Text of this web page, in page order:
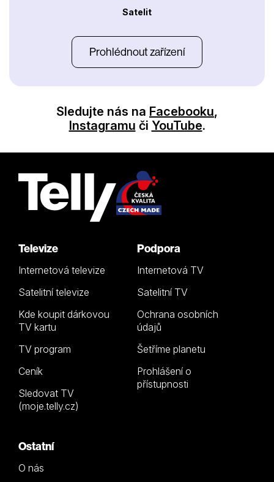
Satelit
Prohlédnout zařízení
Sledujte nás na Facebooku,
Instagramu či YouTube.
Televize
Internetová televize
Satelitní televize
Kde koupit dárkovou
TV kartu
TV program
Ceník
Sledovat TV
(moje.telly.cz)
Podpora
Internetová TV
Satelitní TV
Ochrana osobních
údajů
Šetříme planetu
Prohlášení o
přístupnosti
Ostatní
O nás